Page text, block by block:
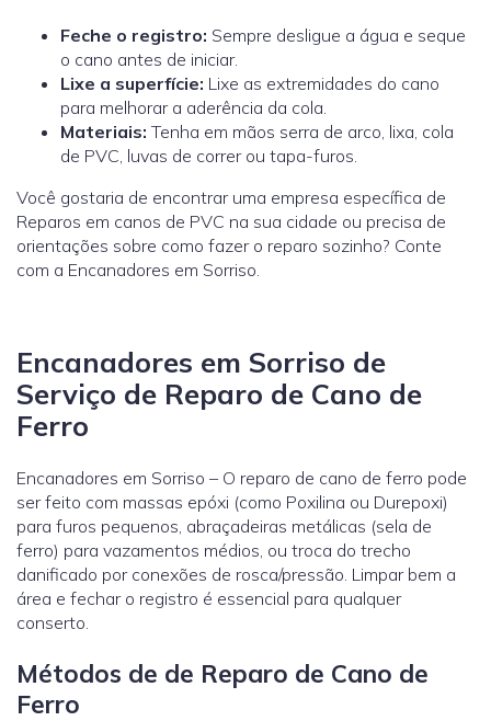
Feche o registro: Sempre desligue a água e seque
o cano antes de iniciar.
Lixe a superfície: Lixe as extremidades do cano
para melhorar a aderência da cola.
Materiais: Tenha em mãos serra de arco, lixa, cola
de PVC, luvas de correr ou tapa-furos.
Você gostaria de encontrar uma empresa específica de
Reparos em canos de PVC na sua cidade ou precisa de
orientações sobre como fazer o reparo sozinho? Conte
com a Encanadores em Sorriso.
Encanadores em Sorriso de
Serviço de Reparo de Cano de
Ferro
Encanadores em Sorriso – O reparo de cano de ferro pode
ser feito com massas epóxi (como Poxilina ou Durepoxi)
para furos pequenos, abraçadeiras metálicas (sela de
ferro) para vazamentos médios, ou troca do trecho
danificado por conexões de rosca/pressão. Limpar bem a
área e fechar o registro é essencial para qualquer
conserto.
Métodos de de Reparo de Cano de
Ferro